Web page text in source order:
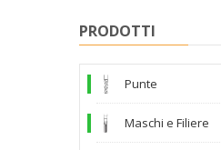
PRODOTTI
Punte
Maschi e Filiere